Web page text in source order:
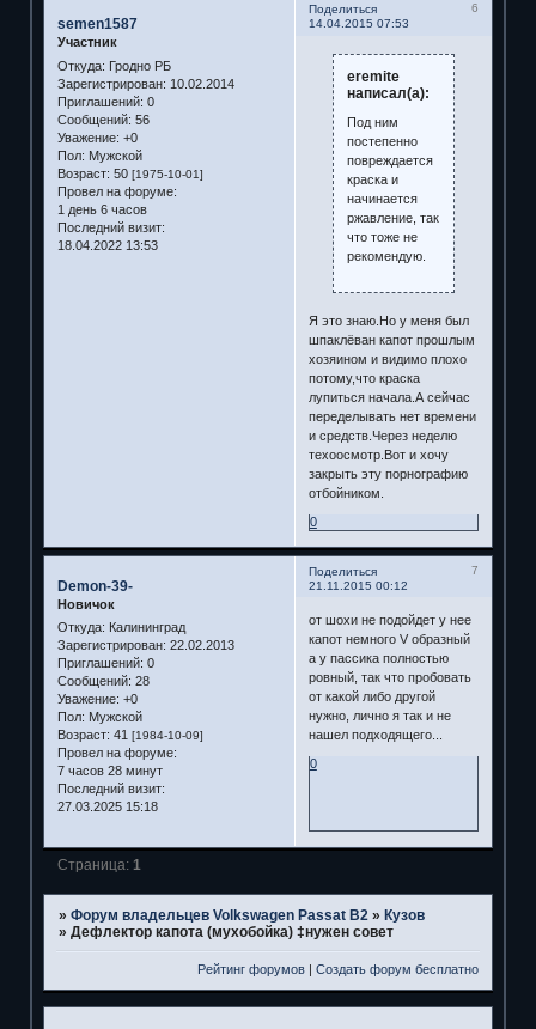
Поделиться
6
14.04.2015 07:53
semen1587
Участник
Откуда: Гродно РБ
Зарегистрирован: 10.02.2014
Приглашений: 0
Сообщений: 56
Уважение: +0
Пол: Мужской
Возраст: 50 [1975-10-01]
Провел на форуме:
1 день 6 часов
Последний визит:
18.04.2022 13:53
eremite
написал(а):
Под ним
постепенно
повреждается
краска и
начинается
ржавление, так
что тоже не
рекомендую.
Я это знаю.Но у меня был
шпаклёван капот прошлым
хозяином и видимо плохо
потому,что краска
лупиться начала.А сейчас
переделывать нет времени
и средств.Через неделю
техоосмотр.Вот и хочу
закрыть эту порнографию
отбойником.
0
Поделиться
7
21.11.2015 00:12
Demon-39-
Новичок
Откуда: Калининград
Зарегистрирован: 22.02.2013
Приглашений: 0
Сообщений: 28
Уважение: +0
Пол: Мужской
Возраст: 41 [1984-10-09]
Провел на форуме:
7 часов 28 минут
Последний визит:
27.03.2025 15:18
от шохи не подойдет у нее
капот немного V образный
а у пассика полностью
ровный, так что пробовать
от какой либо другой
нужно, лично я так и не
нашел подходящего...
0
Страница: 1
» Форум владельцев Volkswagen Passat B2 » Кузов
» Дефлектор капота (мухобойка) ‡нужен совет
Рейтинг форумов |Создать форум бесплатно